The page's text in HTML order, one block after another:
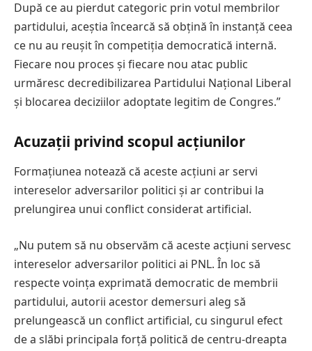
După ce au pierdut categoric prin votul membrilor
partidului, aceștia încearcă să obțină în instanță ceea
ce nu au reușit în competiția democratică internă.
Fiecare nou proces și fiecare nou atac public
urmăresc decredibilizarea Partidului Național Liberal
și blocarea deciziilor adoptate legitim de Congres.”
Acuzații privind scopul acțiunilor
Formațiunea notează că aceste acțiuni ar servi
intereselor adversarilor politici și ar contribui la
prelungirea unui conflict considerat artificial.
„Nu putem să nu observăm că aceste acțiuni servesc
intereselor adversarilor politici ai PNL. În loc să
respecte voința exprimată democratic de membrii
partidului, autorii acestor demersuri aleg să
prelungească un conflict artificial, cu singurul efect
de a slăbi principala forță politică de centru-dreapta